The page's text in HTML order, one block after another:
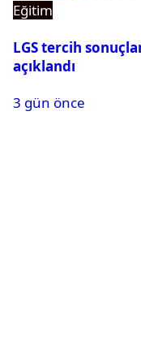
Eğitim
LGS tercih
açıklandı
3 gün önce